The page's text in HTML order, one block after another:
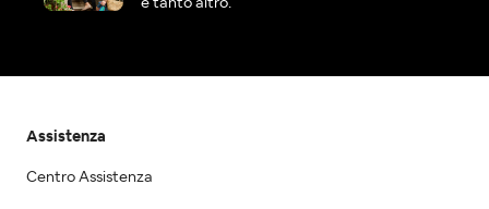
Assistenza
Centro Assistenza